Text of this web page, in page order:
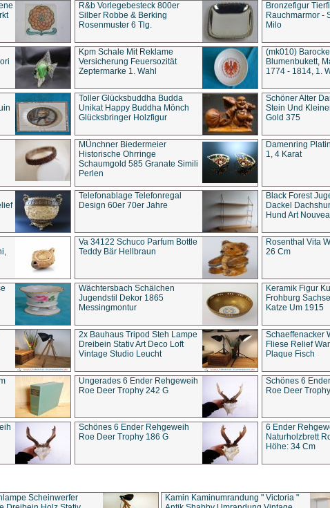
R&b Vorlegebesteck 800er
Silber Robbe & Berking
Rosenmuster 6 Tlg.
Bronzefigur
Rauchmarmor -
Milo
Kpm Schale Mit Reklame
Versicherung Feuersozität
Zeptermarke 1. Wahl
(mk010)
Blumenbukett,
1774 - 1814, 1.
Toller Glücksbuddha Budda
Unikat Happy Buddha Mönch
Glücksbringer Holzfigur
Schöner Alter
Stein Und
Gold 375
MÜnchner Biedermeier
Historische Ohrringe
Schaumgold 585 Granate Simili
Perlen
Damenring
1, 4 Karat
Telefonablage Telefonregal
Design 60er 70er Jahre
Black Forest
Dackel
Hund Art
Va 34122 Schuco Parfum Bottle
Teddy Bär Hellbraun
Rosenthal Vita
26 Cm
Wächtersbach Schälchen
Jugendstil Dekor 1865
Messingmontur
Keramik Figur
Frohburg
Katze Um 1915
2x Bauhaus Tripod Steh Lampe
Dreibein Stativ Art Deco Loft
Vintage Studio Leucht
Schaeffenacker
Fliese Relief
Plaque Fisch
Ungerades 6 Ender Rehgeweih
Roe Deer Trophy 242 G
Schönes 6
Roe Deer
Schönes 6 Ender Rehgeweih
Roe Deer Trophy 186 G
6 Ender
Naturholzbrett
Höhe: 34 Cm
Scheinwerfer
Kamin Kaminumrandung " Victoria "